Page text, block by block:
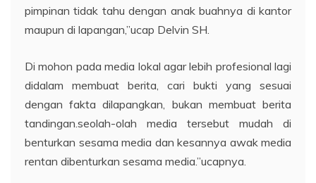
pimpinan tidak tahu dengan anak buahnya di kantor
maupun di lapangan,”ucap Delvin SH.
Di mohon pada media lokal agar lebih profesional lagi
didalam membuat berita, cari bukti yang sesuai
dengan fakta dilapangkan, bukan membuat berita
tandingan.seolah-olah media tersebut mudah di
benturkan sesama media dan kesannya awak media
rentan dibenturkan sesama media.”ucapnya.